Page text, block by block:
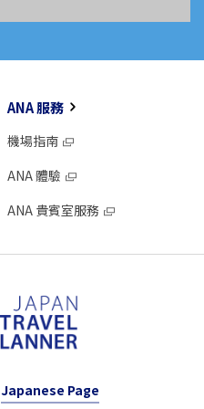
ANA 服務
機場指南
ANA 體驗
ANA 貴賓室服務
Japanese Page